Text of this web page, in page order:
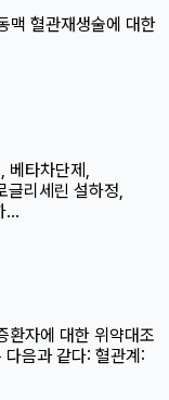
맥 혈관재생술에 대한
베타차단제,
글리세린 설하정,
…
환자에 대한 위약대조
음과 같다: 혈관계: